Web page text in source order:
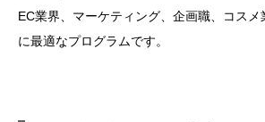
EC業界、マーケティング、企画職、コス
に最適なプログラムです。